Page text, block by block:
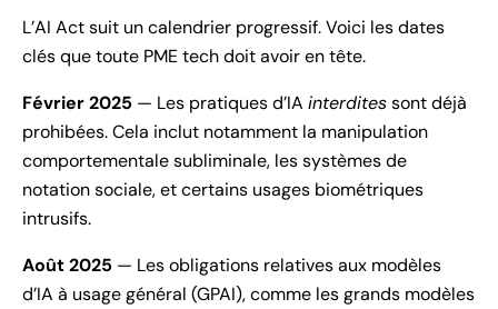
L’AI Act suit un calendrier progressif. Voici les dates
clés que toute PME tech doit avoir en tête.
Février 2025 — Les pratiques d’IA interditessont déjà
prohibées. Cela inclut notamment la manipulation
comportementale subliminale, les systèmes de
notation sociale, et certains usages biométriques
intrusifs.
Août 2025 — Les obligations relatives aux modèles
d’IA à usage général (GPAI), comme les grands modèles